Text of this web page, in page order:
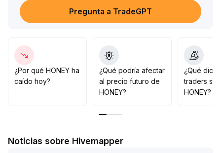
estrecha
Se recomienda a los inversores realizar posiciones
soporte
Si el precio rompe el nivel de resistencia con volumen
creciente, se puede aumentar la posición de forma
moderada; de lo contrario, en caso de ruptura del
soporte, se debe ejecutar el stop loss de manera
La estrategia general debe basarse en el control de
Pregunta a TradeGPT
¿Por qué HONEY ha
caído hoy?
¿Qué podría afectar
al precio futuro de
HONEY?
¿Qué
traders
HONEY?
Noticias sobre Hivemapper